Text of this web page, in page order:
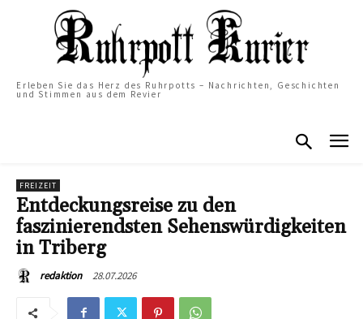
Erleben Sie das Herz des Ruhrpotts – Nachrichten, Geschichten
und Stimmen aus dem Revier
FREIZEIT
Entdeckungsreise zu den
faszinierendsten Sehenswürdigkeiten
in Triberg
redaktion 28.07.2026